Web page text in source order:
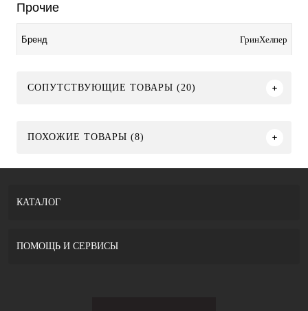
Прочие
Бренд ГринХелпер
СОПУТСТВУЮЩИЕ ТОВАРЫ (20)
ПОХОЖИЕ ТОВАРЫ (8)
КАТАЛОГ
ПОМОЩЬ И СЕРВИСЫ